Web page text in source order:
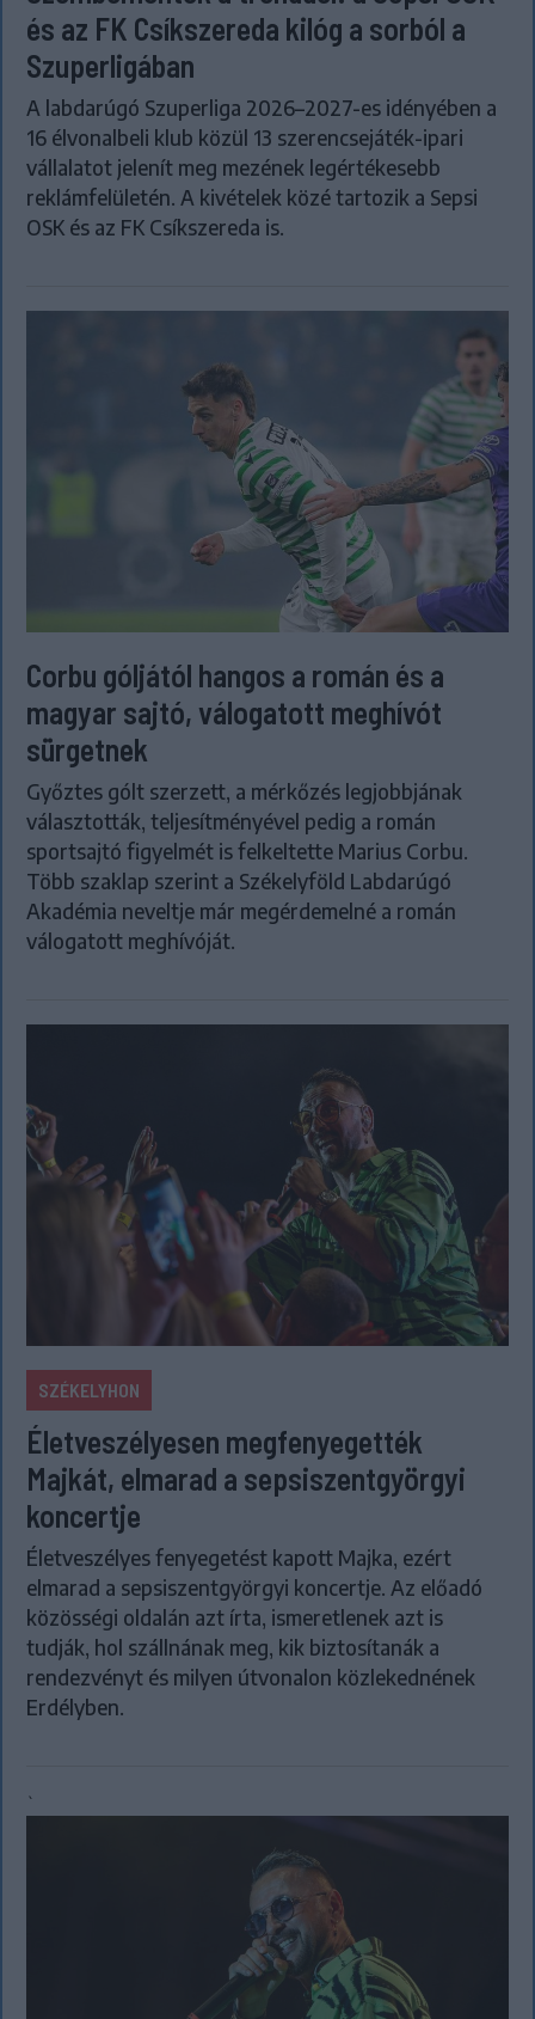
és az FK Csíkszereda kilóg a sorból a
Szuperligában
A labdarúgó Szuperliga 2026–2027-es idényében a
16 élvonalbeli klub közül 13 szerencsejáték-ipari
vállalatot jelenít meg mezének legértékesebb
reklámfelületén. A kivételek közé tartozik a Sepsi
OSK és az FK Csíkszereda is.
Corbu góljától hangos a román és a
magyar sajtó, válogatott meghívót
sürgetnek
Győztes gólt szerzett, a mérkőzés legjobbjának
választották, teljesítményével pedig a román
sportsajtó figyelmét is felkeltette Marius Corbu.
Több szaklap szerint a Székelyföld Labdarúgó
Akadémia neveltje már megérdemelné a román
válogatott meghívóját.
SZÉKELYHON
Életveszélyesen megfenyegették
Majkát, elmarad a sepsiszentgyörgyi
koncertje
Életveszélyes fenyegetést kapott Majka, ezért
elmarad a sepsiszentgyörgyi koncertje. Az előadó
közösségi oldalán azt írta, ismeretlenek azt is
tudják, hol szállnának meg, kik biztosítanák a
rendezvényt és milyen útvonalon közlekednének
Erdélyben.
`